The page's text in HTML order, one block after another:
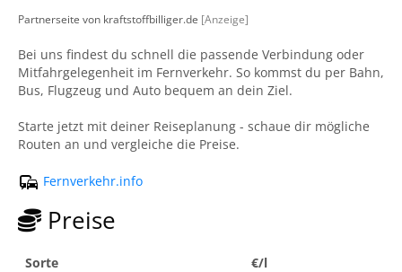
Partnerseite von kraftstoffbilliger.de [Anzeige]
Bei uns findest du schnell die passende Verbindung oder
Mitfahrgelegenheit im Fernverkehr. So kommst du per Bahn,
Bus, Flugzeug und Auto bequem an dein Ziel.
Starte jetzt mit deiner Reiseplanung - schaue dir mögliche
Routen an und vergleiche die Preise.
Fernverkehr.info
Preise
Sorte
€/l